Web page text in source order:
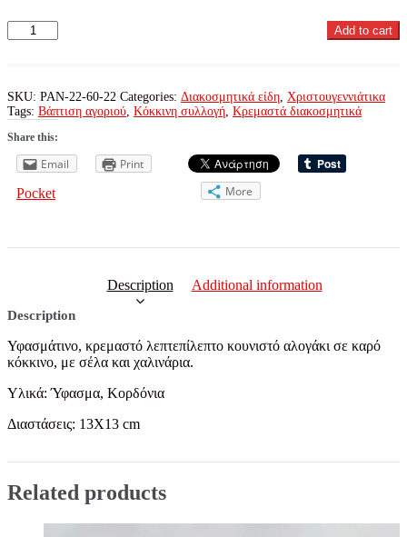
Κουνιστό
αλογάκι
Add to cart
SKU: PAN-22-60-22 Categories: Διακοσμητικά είδη Χριστουγεννιάτικα
Tags: Βάπτιση αγοριού Κόκκινη συλλογή Κρεμαστά διακοσμητικά
Share this:
Email
Print
Pocket
More
Description Additional information
Description
Υφασμάτινο, κρεμαστό λεπτεπίλεπτο κουνιστό αλογάκι σε καρό
κόκκινο, με σέλα και χαλινάρια.
Υλικά: Ύφασμα, Κορδόνια
Διαστάσεις: 13Χ13 cm
Related products